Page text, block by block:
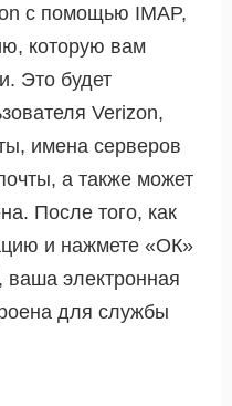
с помощью IMAP,
которую вам
Это будет
Verizon,
имена серверов
а также может
После того, как
и нажмете «ОК»
ваша электронная
для службы